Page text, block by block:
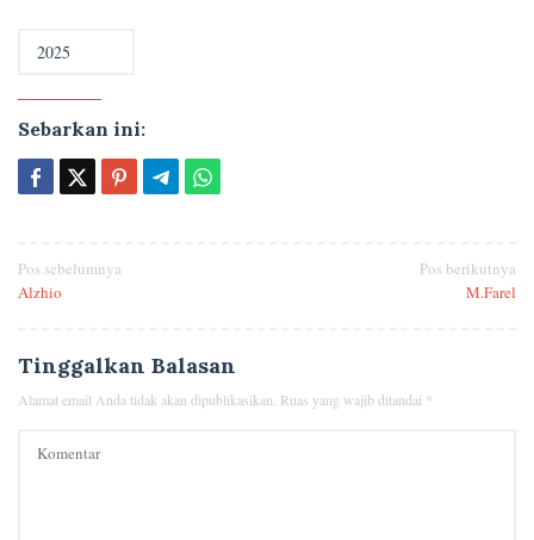
Sebarkan ini:
Navigasi
pos
Pos sebelumnya
Alzhio
Pos berikutnya
M.Farel
Tinggalkan Balasan
Alamat email Anda tidak akan dipublikasikan. Ruas yang wajib ditandai *